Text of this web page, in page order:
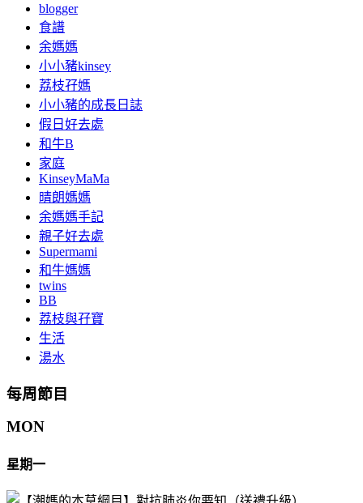
blogger
食譜
余媽媽
小小豬kinsey
荔枝孖媽
小小豬的成長日誌
假日好去處
和牛B
家庭
KinseyMaMa
晴朗媽媽
余媽媽手記
親子好去處
Supermami
和牛媽媽
twins
BB
荔枝與孖寶
生活
湯水
每周節目
MON
星期一